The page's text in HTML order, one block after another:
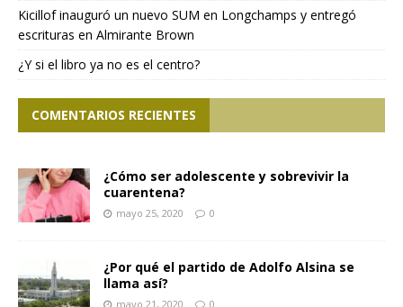
Kicillof inauguró un nuevo SUM en Longchamps y entregó
escrituras en Almirante Brown
¿Y si el libro ya no es el centro?
COMENTARIOS RECIENTES
¿Cómo ser adolescente y sobrevivir la
cuarentena?
mayo 25, 2020 0
¿Por qué el partido de Adolfo Alsina se
llama así?
mayo 21, 2020 0